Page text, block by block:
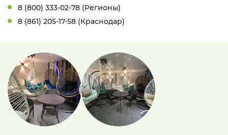
8 (800) 333-02-78 (Регионы)
8 (861) 205-17-58 (Краснодар)